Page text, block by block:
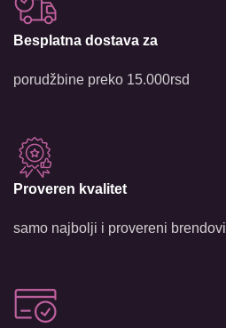
Besplatna dostava za
porudžbine preko 15.000rsd
Proveren kvalitet
samo najbolji i provereni brendovi